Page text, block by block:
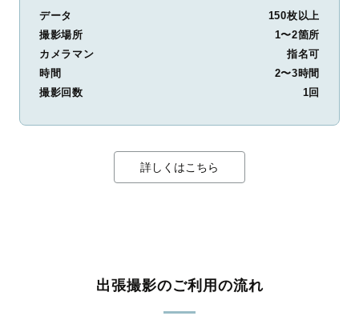
データ
150枚以上
撮影場所
1〜2箇所
カメラマン
指名可
時間
2〜3時間
撮影回数
1回
詳しくはこちら
出張撮影のご利用の流れ